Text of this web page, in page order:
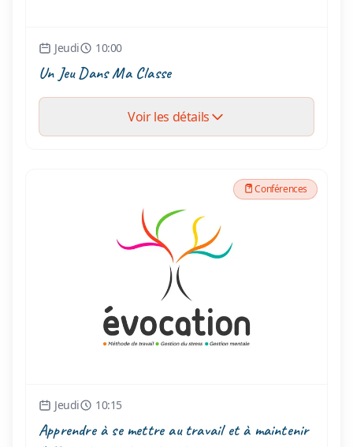
Jeudi 10:00
Un Jeu Dans Ma Classe
Voir les détails
Conférences
Jeudi 10:15
Apprendre à se mettre au travail et à maintenir